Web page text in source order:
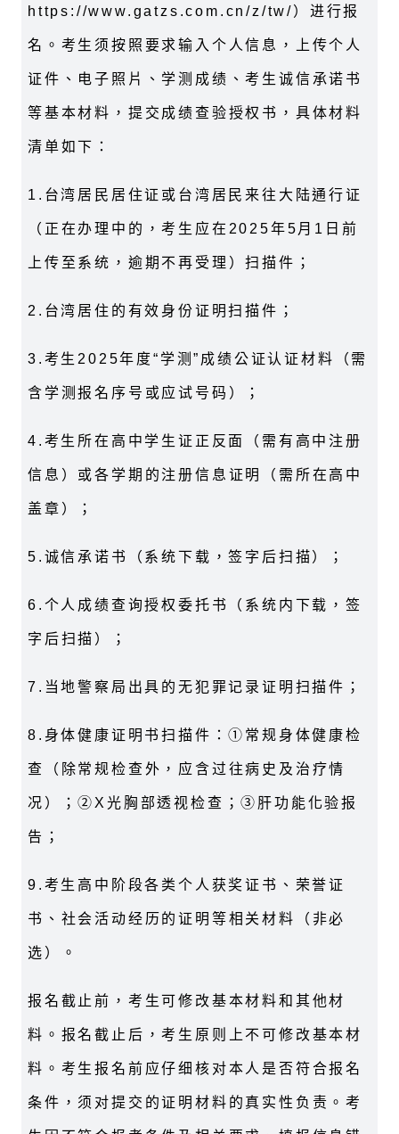
https://www.gatzs.com.cn/z/tw/）进行报
名。考生须按照要求输入个人信息，上传个人
证件、电子照片、学测成绩、考生诚信承诺书
等基本材料，提交成绩查验授权书，具体材料
清单如下：
1.台湾居民居住证或台湾居民来往大陆通行证
（正在办理中的，考生应在2025年5月1日前
上传至系统，逾期不再受理）扫描件；
2.台湾居住的有效身份证明扫描件；
3.考生2025年度“学测”成绩公证认证材料（需
含学测报名序号或应试号码）；
4.考生所在高中学生证正反面（需有高中注册
信息）或各学期的注册信息证明（需所在高中
盖章）；
5.诚信承诺书（系统下载，签字后扫描）；
6.个人成绩查询授权委托书（系统内下载，签
字后扫描）；
7.当地警察局出具的无犯罪记录证明扫描件；
8.身体健康证明书扫描件：①常规身体健康检
查（除常规检查外，应含过往病史及治疗情
况）；②X光胸部透视检查；③肝功能化验报
告；
9.考生高中阶段各类个人获奖证书、荣誉证
书、社会活动经历的证明等相关材料（非必
选）。
报名截止前，考生可修改基本材料和其他材
料。报名截止后，考生原则上不可修改基本材
料。考生报名前应仔细核对本人是否符合报名
条件，须对提交的证明材料的真实性负责。考